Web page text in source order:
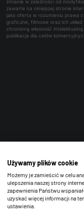
zmianie w zależności od
zawarte na niniejszej stronie
jako oferta w rozumieniu prawa
graficzne, filmowe oraz ich
chronioną własność
publikacja dla celów
Używamy plików cookie
Możemy je zamieścić w celu
ulepszenia naszej strony
zapewnienia Państwu
uzyskać więcej informacji na
ustawienia.